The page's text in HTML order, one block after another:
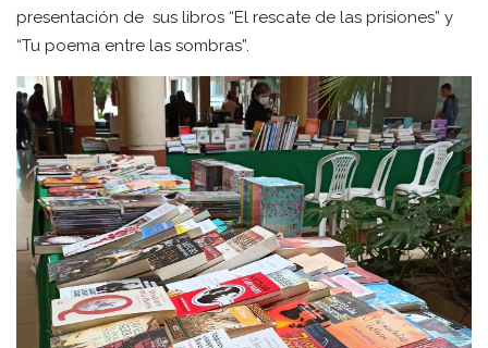
presentación de sus libros “El rescate de las prisiones” y
“Tu poema entre las sombras”.